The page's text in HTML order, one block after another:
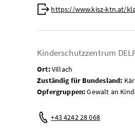
Web:
https://www.kisz-ktn.at/
Kinderschutzzentrum
Ort:Villach
Zuständig für Bundesland:
Opfergruppen:Gewalt an
Telefon:
+43 4242 28 068